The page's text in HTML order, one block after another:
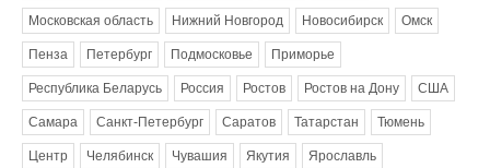
Московская область Нижний Новгород Новосибирск Омск
Пенза Петербург Подмосковье Приморье
Республика Беларусь Россия Ростов Ростов на Дону США
Самара Санкт-Петербург Саратов Татарстан Тюмень
Центр Челябинск Чувашия Якутия Ярославль